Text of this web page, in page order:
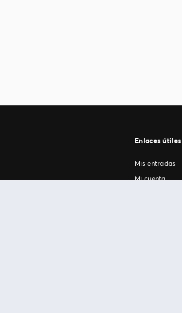
Enlaces útiles
Mis entradas
Mi cuenta